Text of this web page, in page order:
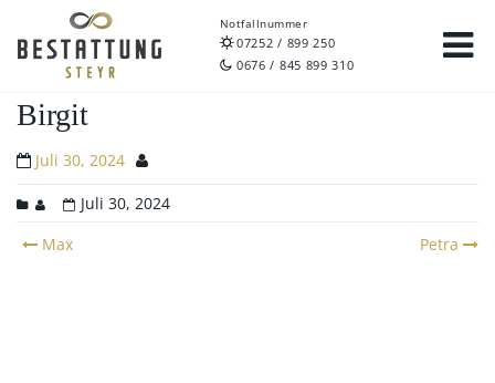
Notfallnummer
07252 / 899 250
0676 / 845 899 310
Birgit
Juli 30, 2024
Juli 30, 2024
Post
Max Petra